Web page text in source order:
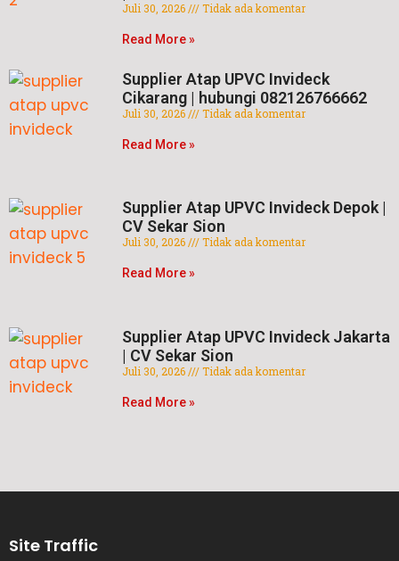
Juli 30, 2026 Tidak ada komentar
Read More »
Supplier Atap UPVC Invideck
Cikarang | hubungi 082126766662
Juli 30, 2026 Tidak ada komentar
Read More »
Supplier Atap UPVC Invideck Depok |
CV Sekar Sion
Juli 30, 2026 Tidak ada komentar
Read More »
Supplier Atap UPVC Invideck Jakarta
| CV Sekar Sion
Juli 30, 2026 Tidak ada komentar
Read More »
Site Traffic